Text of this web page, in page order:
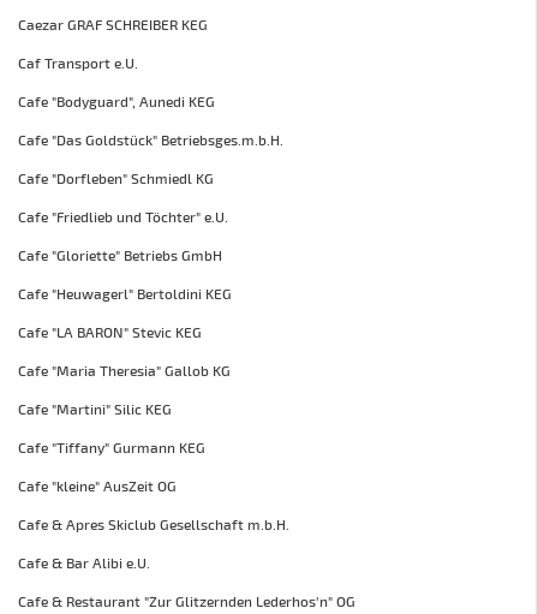
Caezar GRAF SCHREIBER KEG
Caf Transport e.U.
Cafe "Bodyguard", Aunedi KEG
Cafe "Das Goldstück" Betriebsges.m.b.H.
Cafe "Dorfleben" Schmiedl KG
Cafe "Friedlieb und Töchter" e.U.
Cafe "Gloriette" Betriebs GmbH
Cafe "Heuwagerl" Bertoldini KEG
Cafe "LA BARON" Stevic KEG
Cafe "Maria Theresia" Gallob KG
Cafe "Martini" Silic KEG
Cafe "Tiffany" Gurmann KEG
Cafe "kleine" AusZeit OG
Cafe & Apres Skiclub Gesellschaft m.b.H.
Cafe & Bar Alibi e.U.
Cafe & Restaurant "Zur Glitzernden Lederhos'n" OG